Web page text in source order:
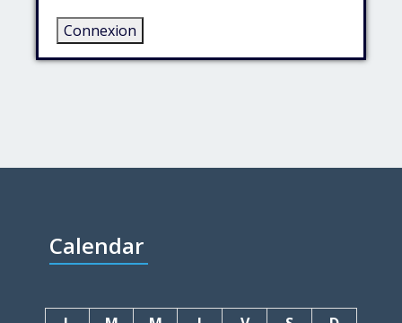
Connexion
Calendar